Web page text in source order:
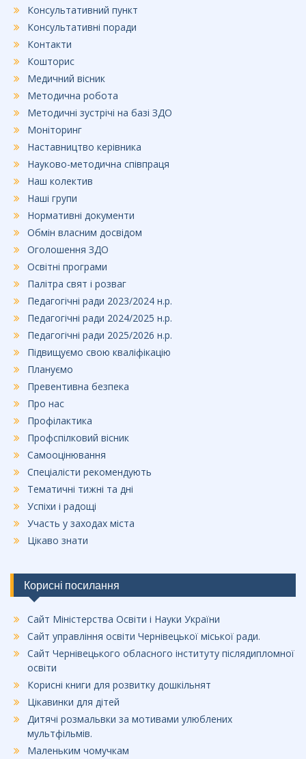
Консультативний пункт
Консультативні поради
Контакти
Кошторис
Медичний вісник
Методична робота
Методичні зустрічі на базі ЗДО
Моніторинг
Наставництво керівника
Науково-методична співпраця
Наш колектив
Наші групи
Нормативні документи
Обмін власним досвідом
Оголошення ЗДО
Освітні програми
Палітра свят і розваг
Педагогічні ради 2023/2024 н.р.
Педагогічні ради 2024/2025 н.р.
Педагогічні ради 2025/2026 н.р.
Підвищуємо свою кваліфікацію
Плануємо
Превентивна безпека
Про нас
Профілактика
Профспілковий вісник
Самооцінювання
Спеціалісти рекомендують
Тематичні тижні та дні
Успіхи і радощі
Участь у заходах міста
Цікаво знати
Корисні посилання
Сайт Міністерства Освіти і Науки України
Сайт управління освіти Чернівецької міської ради.
Сайт Чернівецького обласного інституту післядипломної
освіти
Корисні книги для розвитку дошкільнят
Цікавинки для дітей
Дитячі розмальвки за мотивами улюблених
мультфільмів.
Маленьким чомучкам